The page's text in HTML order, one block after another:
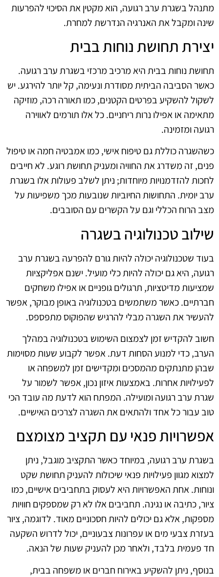
מתנהל בשגרת ערב רגועה, הוא מקטין את הסיכוי להפרעות
שינה ומקבל את האנרגיה הנדרשת למחרת.
יצירת תחושת נוחות בבית
תחושת נוחות בבית היא מרכיב מרכזי בשגרת ערב רגועה.
כאשר הסביבה הביתית מסודרת ונעימה, קל יותר להירגע. יש
לשקול להשקיע בפרטים הקטנים, כמו תאורה רכה, מוזיקה
מתאימה או אפילו נרות ריחניים. כל אלו תורמים לאווירה
רגועה ומזמינה.
כשהשגרה כוללת גם טיפוח אישי, כמו אמבטיה חמה או טיפול
פנים, זה משדרג את החוויה ומעניק תחושת רוגע. לא חייבים
לחכות להזדמנויות מיוחדות; ניתן לשלב פעולות אלו בשגרת
ערב יומית. התחושות החיוביות שנובעות מכך משפיעות על
מצב הרוח הכללי וגם על הקשרים עם הסובבים.
שילוב טכנולוגיה בשגרה
בעוד שטכנולוגיה יכולה להיות גורם להפרעה בשגרת ערב
רגועה, היא גם יכולה להיות כלי מועיל. ישנם אפליקציות
שמציעות מדיטציות, תרגולים גופניים או אפילו משחקים
חברתיים. כאשר משתמשים בטכנולוגיה באופן מבוקר, אפשר
להעשיר את השגרה מבלי להרגיש שהפוקוס מתפספס.
חשוב להקדיש זמן לצמצום השימוש בטכנולוגיה במהלך
הערב, כדי למנוע הסחות דעת. אפשר לקבוע שעות מסוימות
שבהן מתנתקים מהמסכים ומקדישים זמן למשפחה או
לפעילויות אחרות. באמצעות איזון נכון, אפשר לשמור על
שגרת ערב רגועה ומועילה. המפתח הוא לדעת מה עובד הכי
טוב עבור כל אחד ולהתאים את השגרה לצרכים האישיים.
אפשרויות פנאי עם תקציב מצומצם
בשגרת ערב רגועה, במיוחד כאשר התקציב מוגבל, ניתן
למצוא מגוון פעילויות פנאי שיכולות להעניק תחושת שקט
ונוחות. אחת האפשרויות היא לעסוק בתחביבים אישיים, כמו
ציור, כתיבה או נגינה. תחביבים אלו לא רק שמספקים חוויות
מספקות, אלא גם יכולים להיות חסכוניים מאוד. לדוגמה, ציור
בעזרת צבעי מים או עפרונות צבעוניים, יכול לדרוש השקעה
חד פעמית בלבד, ולאחר מכן להעניק שעות של הנאה.
בנוסף, ניתן להשקיע באירוח חברים או משפחה בבית,